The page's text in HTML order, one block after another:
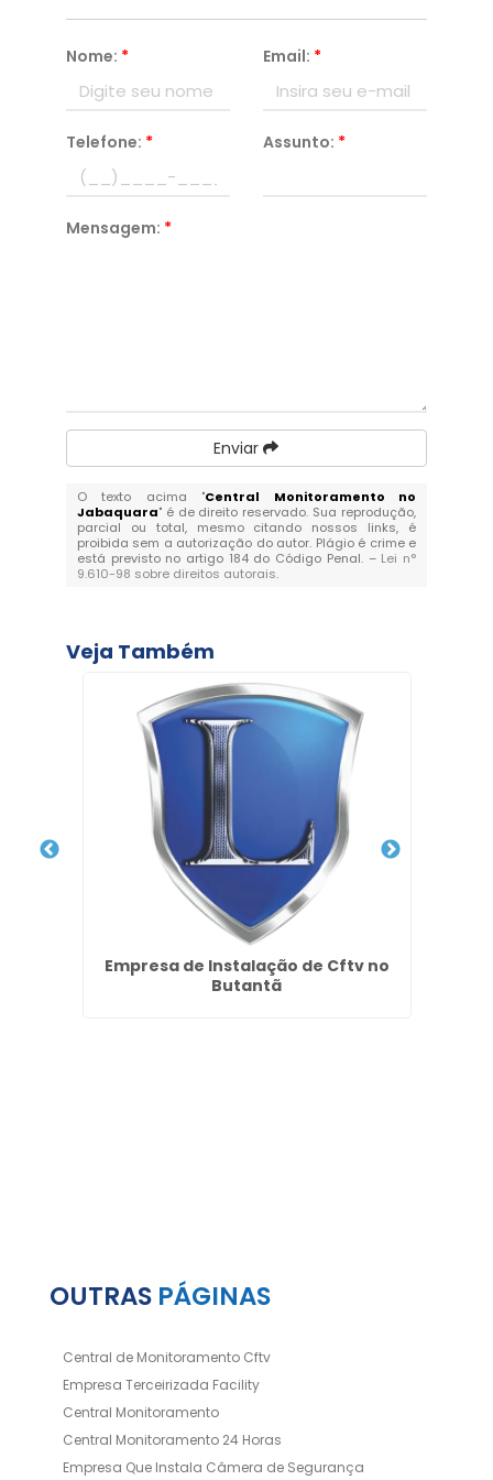
Nome: * Email: *
Telefone: * Assunto: *
Mensagem: *
Enviar
O texto acima "Central Monitoramento no
Jabaquara" é de direito reservado. Sua reprodução,
parcial ou total, mesmo citando nossos links, é
proibida sem a autorização do autor. Plágio é crime e
está previsto no artigo 184 do Código Penal. – Lei n°
9.610-98 sobre direitos autorais.
Veja Também
Empresa de Instalação de Cftv no
Butantã
OUTRAS PÁGINAS
Central de Monitoramento Cftv
Empresa Terceirizada Facility
Central Monitoramento
Central Monitoramento 24 Horas
Empresa Que Instala Câmera de Segurança